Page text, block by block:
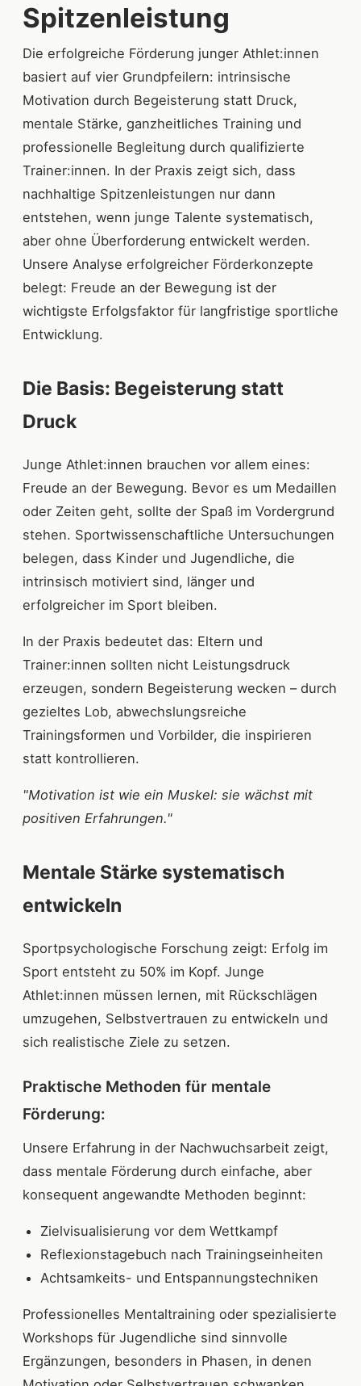
Spitzenleistung
Die erfolgreiche Förderung junger Athlet:innen
basiert auf vier Grundpfeilern: intrinsische
Motivation durch Begeisterung statt Druck,
mentale Stärke, ganzheitliches Training und
professionelle Begleitung durch qualifizierte
Trainer:innen. In der Praxis zeigt sich, dass
nachhaltige Spitzenleistungen nur dann
entstehen, wenn junge Talente systematisch,
aber ohne Überforderung entwickelt werden.
Unsere Analyse erfolgreicher Förderkonzepte
belegt: Freude an der Bewegung ist der
wichtigste Erfolgsfaktor für langfristige sportliche
Entwicklung.
Die Basis: Begeisterung statt
Druck
Junge Athlet:innen brauchen vor allem eines:
Freude an der Bewegung. Bevor es um Medaillen
oder Zeiten geht, sollte der Spaß im Vordergrund
stehen. Sportwissenschaftliche Untersuchungen
belegen, dass Kinder und Jugendliche, die
intrinsisch motiviert sind, länger und
erfolgreicher im Sport bleiben.
In der Praxis bedeutet das: Eltern und
Trainer:innen sollten nicht Leistungsdruck
erzeugen, sondern Begeisterung wecken – durch
gezieltes Lob, abwechslungsreiche
Trainingsformen und Vorbilder, die inspirieren
statt kontrollieren.
"Motivation ist wie ein Muskel: sie wächst mit
positiven Erfahrungen."
Mentale Stärke systematisch
entwickeln
Sportpsychologische Forschung zeigt: Erfolg im
Sport entsteht zu 50% im Kopf. Junge
Athlet:innen müssen lernen, mit Rückschlägen
umzugehen, Selbstvertrauen zu entwickeln und
sich realistische Ziele zu setzen.
Praktische Methoden für mentale
Förderung:
Unsere Erfahrung in der Nachwuchsarbeit zeigt,
dass mentale Förderung durch einfache, aber
konsequent angewandte Methoden beginnt:
Zielvisualisierung vor dem Wettkampf
Reflexionstagebuch nach Trainingseinheiten
Achtsamkeits- und Entspannungstechniken
Professionelles Mentaltraining oder spezialisierte
Workshops für Jugendliche sind sinnvolle
Ergänzungen, besonders in Phasen, in denen